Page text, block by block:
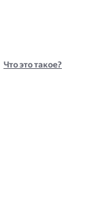
Что это такое?